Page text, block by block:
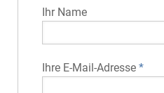
Ihr Name
Ihre E-Mail-Adresse*